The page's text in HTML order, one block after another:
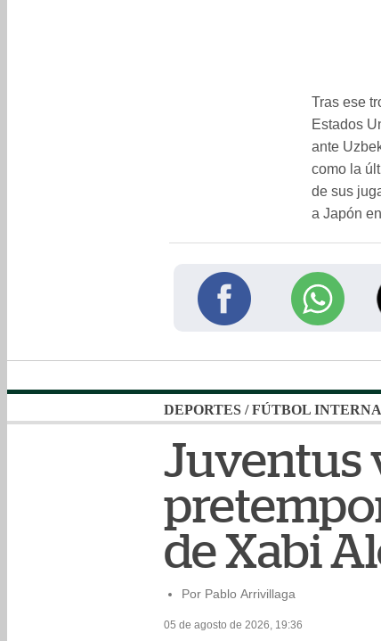
Tras ese
Estados
ante
como la
de sus
a Japón
DEPORTES /FÚTBOL
Juventus
de Xabi
Por Pablo Arrivillaga
05 de agosto de 2026, 19:36